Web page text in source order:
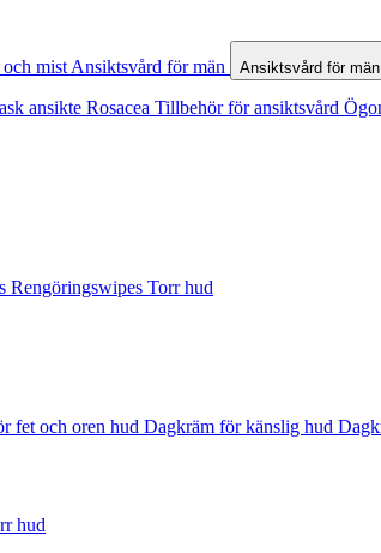
mist Ansiktsvård för män Ansiktsvård för män
ansikte Rosacea Tillbehör för ansiktsvård
Rengöringswipes Torr hud
fet och oren hud Dagkräm för känslig hud
hud